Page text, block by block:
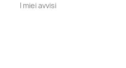
I miei avvisi